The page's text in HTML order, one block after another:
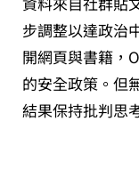
步調整以達政治
開網頁與書籍，
的安全政策。但
結果保持批判思